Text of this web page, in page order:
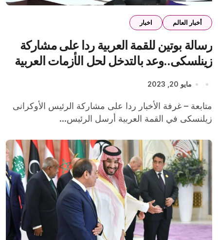
أخبار العالم اخبار
رسالة بوتين للقمة العربية ردا على مشاركة
زينلسكى..وعد بالتدخل لحل الأزمات العربية
مايو 20, 2023
متابعة – غرفة الأخبار ردا على مشاركة الرئيس الأوكرانى
زيلنسكى في القمة العربية أرسل الرئيس...